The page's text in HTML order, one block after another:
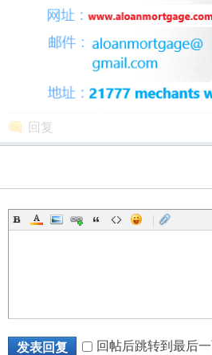
回复
|
发表回复 回帖后跳转到最后